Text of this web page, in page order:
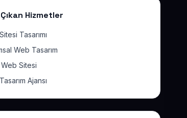
Hizmetler
Tasarımı
Web Tasarım
Web Sitesi
Ajansı